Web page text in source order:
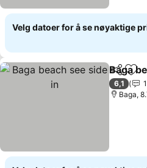
Velg datoer for å se nøyaktige
Del
Baga
6,1
Baga,